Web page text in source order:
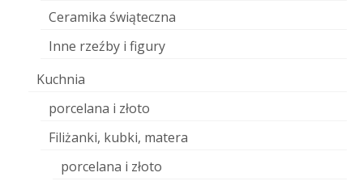
Ceramika świąteczna
Inne rzeźby i figury
Kuchnia
porcelana i złoto
Filiżanki, kubki, matera
porcelana i złoto